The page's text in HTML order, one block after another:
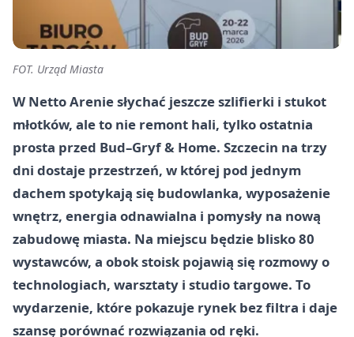
FOT. Urząd Miasta
W Netto Arenie słychać jeszcze szlifierki i stukot
młotków, ale to nie remont hali, tylko ostatnia
prosta przed Bud–Gryf & Home. Szczecin na trzy
dni dostaje przestrzeń, w której pod jednym
dachem spotykają się budowlanka, wyposażenie
wnętrz, energia odnawialna i pomysły na nową
zabudowę miasta. Na miejscu będzie blisko 80
wystawców, a obok stoisk pojawią się rozmowy o
technologiach, warsztaty i studio targowe. To
wydarzenie, które pokazuje rynek bez filtra i daje
szansę porównać rozwiązania od ręki.